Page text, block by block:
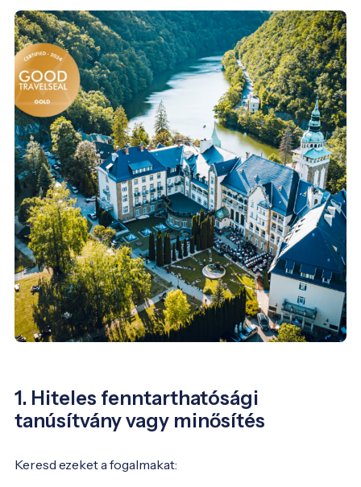
1. Hiteles fenntarthatósági
tanúsítvány vagy minősítés
Keresd ezeket a fogalmakat: